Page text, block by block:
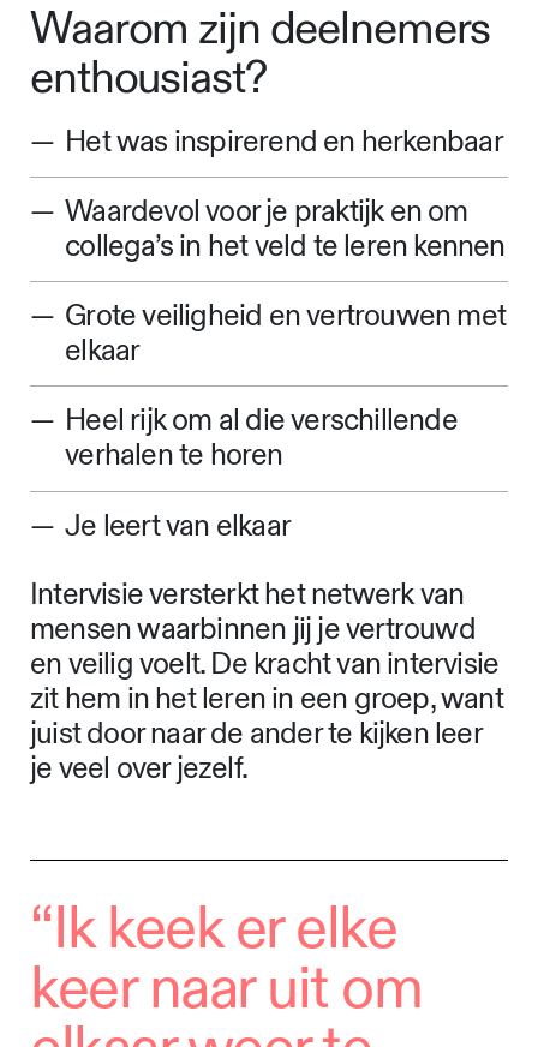
Waarom zijn deelnemers
enthousiast?
Het was inspirerend en herkenbaar
Waardevol voor je praktijk en om
collega’s in het veld te leren kennen
Grote veiligheid en vertrouwen met
elkaar
Heel rijk om al die verschillende
verhalen te horen
Je leert van elkaar
Intervisie versterkt het netwerk van
mensen waarbinnen jij je vertrouwd
en veilig voelt.De kracht van intervisie
zit hem in het leren in een groep, want
juist door naar de ander te kijken leer
je veel over jezelf.
“Ik keek er elke
keer naar uit om